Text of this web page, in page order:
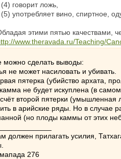
говорит ложь,
употребляет вино, спиртное,
этими пятью качествами,
www.theravada.ru/Teaching/
можно сделать выводы:
не может насиловать и убивать.
пятерка (убийство архата,
не будет искуплена (в
второй пятерки (умышленная
в арийские ряды. Но в случае
(но плоды каммы от этих
должен прилагать усилия,
276